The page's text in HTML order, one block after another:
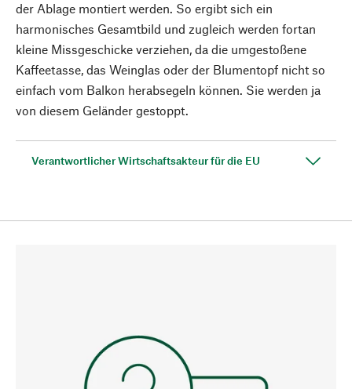
der Ablage montiert werden. So ergibt sich ein
harmonisches Gesamtbild und zugleich werden fortan
kleine Missgeschicke verziehen, da die umgestoßene
Kaffeetasse, das Weinglas oder der Blumentopf nicht so
einfach vom Balkon herabsegeln können. Sie werden ja
von diesem Geländer gestoppt.
Verantwortlicher Wirtschaftsakteur für die EU